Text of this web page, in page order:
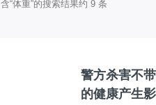
含“体重”的搜索结果约 9 条
警方杀害不
的健康产生